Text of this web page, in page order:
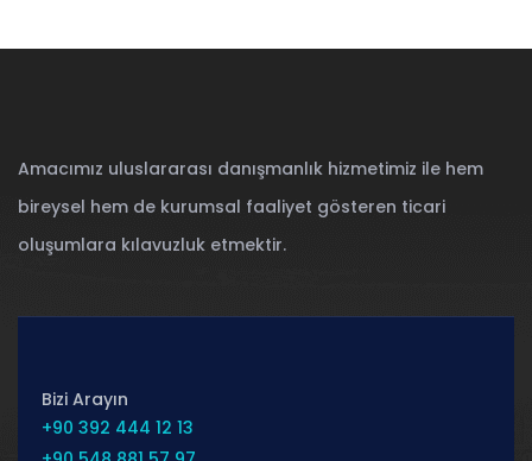
Amacımız uluslararası danışmanlık hizmetimiz ile hem
bireysel hem de kurumsal faaliyet gösteren ticari
oluşumlara kılavuzluk etmektir.
Bizi Arayın
+90 392 444 12 13